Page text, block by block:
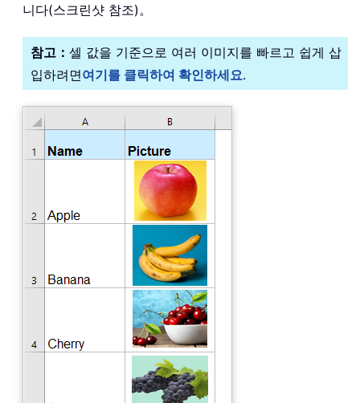
니다(스크린샷 참조)。
참고： 셀 값을 기준으로 여러 이미지를 빠르고 쉽게 삽
입하려면여기를 클릭하여 확인하세요.